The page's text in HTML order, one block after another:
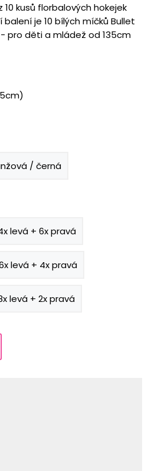
kusů florbalových hokejek
balení je 10 bílých míčků Bullet
pro děti a mládež od 135cm
/ černá
levá + 6x pravá
levá + 4x pravá
levá + 2x pravá